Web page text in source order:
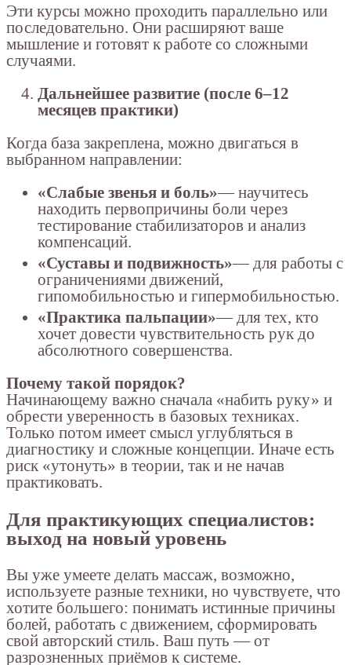
Эти курсы можно проходить параллельно или
последовательно. Они расширяют ваше
мышление и готовят к работе со сложными
случаями.
Дальнейшее развитие (после 6–12
месяцев практики)
Когда база закреплена, можно двигаться в
выбранном направлении:
«Слабые звенья и боль»— научитесь
находить первопричины боли через
тестирование стабилизаторов и анализ
компенсаций.
«Суставы и подвижность»— для работы с
ограничениями движений,
гипомобильностью и гипермобильностью.
«Практика пальпации»— для тех, кто
хочет довести чувствительность рук до
абсолютного совершенства.
Почему такой порядок?
Начинающему важно сначала «набить руку» и
обрести уверенность в базовых техниках.
Только потом имеет смысл углубляться в
диагностику и сложные концепции. Иначе есть
риск «утонуть» в теории, так и не начав
практиковать.
Для практикующих специалистов:
выход на новый уровень
Вы уже умеете делать массаж, возможно,
используете разные техники, но чувствуете, что
хотите большего: понимать истинные причины
болей, работать с движением, сформировать
свой авторский стиль. Ваш путь — от
разрозненных приёмов к системе.